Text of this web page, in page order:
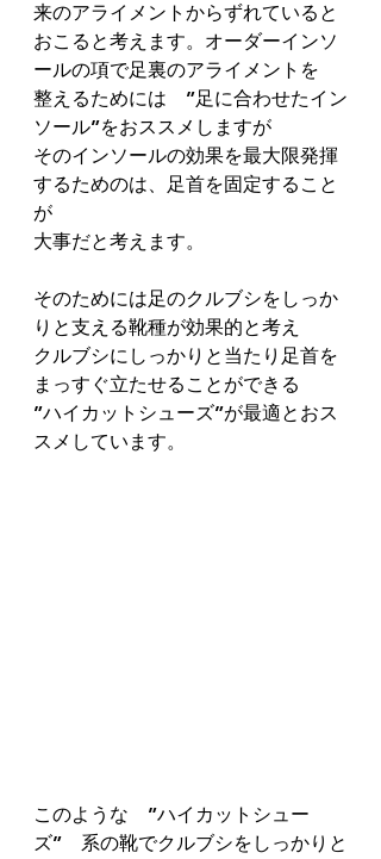
来のアライメントからずれていると
おこると考えます。オーダーインソ
ールの項で足裏のアライメントを
整えるためには　”足に合わせたイン
ソール”をおススメしますが
そのインソールの効果を最大限発揮
するためのは、足首を固定すること
が
大事だと考えます。
そのためには足のクルブシをしっか
りと支える靴種が効果的と考え
クルブシにしっかりと当たり足首を
まっすぐ立たせることができる
”ハイカットシューズ”が最適とおス
スメしています。
このような　”ハイカットシュー
ズ”　系の靴でクルブシをしっかりと